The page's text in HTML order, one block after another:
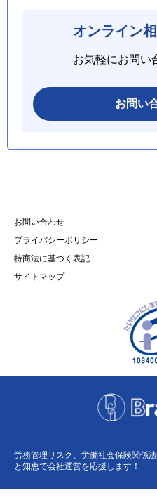
オンライン
お気軽にお問い
お問い
お問い合わせ
プライバシーポリシー
特商法に基づく表記
サイトマップ
労務管理リスク、労働社会保険関係
と知恵で会社運営を応援します！